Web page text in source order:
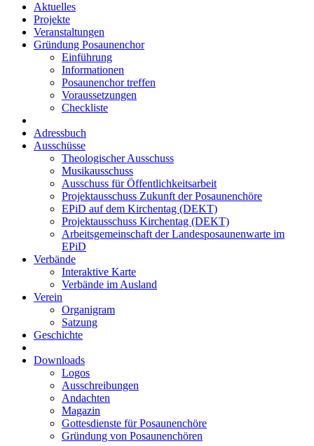
Aktuelles
Projekte
Veranstaltungen
Gründung Posaunenchor
Einführung
Informationen
Posaunenchor treffen
Voraussetzungen
Checkliste
Adressbuch
Ausschüsse
Theologischer Ausschuss
Musikausschuss
Ausschuss für Öffent­lich­keits­arbeit
Projekt­aus­schuss Zukunft der Posau­nen­chöre
EPiD auf dem Kirchentag (DEKT)
Projektausschuss Kirchentag (DEKT)
Arbeitsgemeinschaft der Landesposaunenwarte im
EPiD
Verbände
Interaktive Karte
Verbände im Ausland
Verein
Organigram
Satzung
Geschichte
Downloads
Logos
Ausschreibungen
Andachten
Magazin
Gottesdienste für Posaunenchöre
Gründung von Posaunenchören